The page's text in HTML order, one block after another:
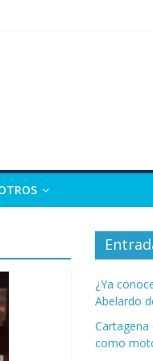
¿Ya
Abelardo
como